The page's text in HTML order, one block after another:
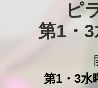
ピ
第1・
第1・3水